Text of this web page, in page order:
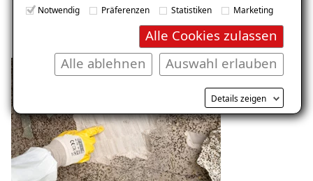
Notwendig Präferenzen Statistiken Marketing
Alle Cookies zulassen
Auswahl erlauben
Alle ablehnen
Details zeigen
Die Diagnose vom ISOTEC-Experten